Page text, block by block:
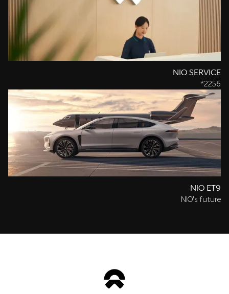
NIO SERVICE
2256*
NIO ET9
NIO's future